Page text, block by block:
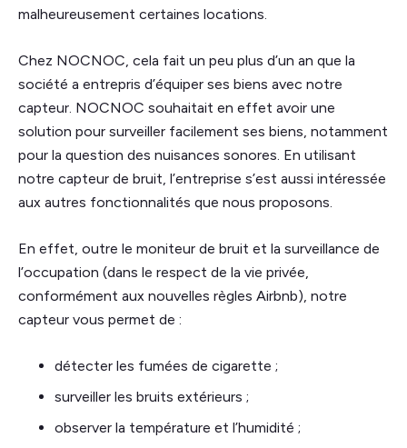
malheureusement certaines locations.
Chez NOCNOC, cela fait un peu plus d’un an que la
société a entrepris d’équiper ses biens avec notre
capteur. NOCNOC souhaitait en effet avoir une
solution pour surveiller facilement ses biens, notamment
pour la question des nuisances sonores. En utilisant
notre capteur de bruit, l’entreprise s’est aussi intéressée
aux autres fonctionnalités que nous proposons.
En effet, outre le moniteur de bruit et la surveillance de
l’occupation (dans le respect de la vie privée,
conformément aux nouvelles règles Airbnb), notre
capteur vous permet de :
détecter les fumées de cigarette ;
surveiller les bruits extérieurs ;
observer la température et l’humidité ;